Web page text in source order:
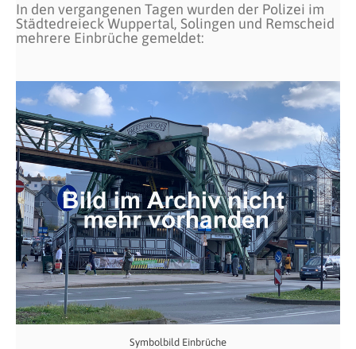
In den vergangenen Tagen wurden der Polizei im
Städtedreieck Wuppertal, Solingen und Remscheid
mehrere Einbrüche gemeldet:
Symbolbild Einbrüche